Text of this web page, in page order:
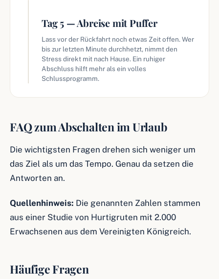
Tag 5 — Abreise mit Puffer
Lass vor der Rückfahrt noch etwas Zeit offen. Wer
bis zur letzten Minute durchhetzt, nimmt den
Stress direkt mit nach Hause. Ein ruhiger
Abschluss hilft mehr als ein volles
Schlussprogramm.
FAQ zum Abschalten im Urlaub
Die wichtigsten Fragen drehen sich weniger um
das Ziel als um das Tempo. Genau da setzen die
Antworten an.
Quellenhinweis: Die genannten Zahlen stammen
aus einer Studie von Hurtigruten mit 2.000
Erwachsenen aus dem Vereinigten Königreich.
Häufige Fragen